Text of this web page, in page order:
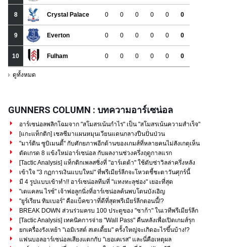
GUNNERS COLUMN : บทความอาร์เซน่อล
อาร์เซน่อลพลิกโฉมจาก "สโมสรเน้นกำไร" เป็น "สโมสรเน้นความสำเร็จ"
[แกะแท็กติก] เชลชีมาแผนหมุนเวียนแดนกลางปืนปั่นป่วน
"มาร์ติน ซูบิเมนดี้" กับศักยภาพอีกด้านของเกมส์ที่หลายคนไม่สังเกตุเห็น
ตัดเกรด 8 แข้งใหม่อาร์เซน่อล กับผลงานช่วงครึ่งฤดูกาลแรก
[Tactic Analysis] แท็กติกเพลสซิ่งที่ "อาร์เตต้า" ใช้ดับซ่าวิลล่าครึ่งหลัง
เข้าใจ "3 กฏการเงินแบบใหม่" ที่พรีเมียร์ลีกจะโหวตชี้ชะตาวันศุกร์นี้
มี 4 รูปแบบเข้าทำ!! อาร์เซน่อลทีมที่ "แทงทะลุช่อง" เยอะที่สุด
"เดแคลน ไรซ์" เจ้าพ่อลูกนิ่งที่อาร์เซน่อลค้นพบโดนบังเอิญ
"ยูร์เรียน ทิมเบอร์" คือแบ็คขวาที่ดีที่สุดพรีเมียร์ลีกตอนนี้!?
BREAK DOWN ส่วนร่วมครบ 100 ประตูของ "ซาก้า" ในเวทีพรีเมียร์ลีก
[Tactic Analysis] เทคนิคการจ่าย "Wall Pass" คืนหลังเพื่อเปิดเกมส์รุก
ยกเครื่องรังเหย้า "เอมิเรสต์ สเตเดี้ยม" ครั้งใหญ่จะเกิดอะไรขึ้นบ้าง!?
แฟนบอลอาร์เซน่อลเสียงแตกกับ "เยอเคเรส" และนี่คือเหตุผล